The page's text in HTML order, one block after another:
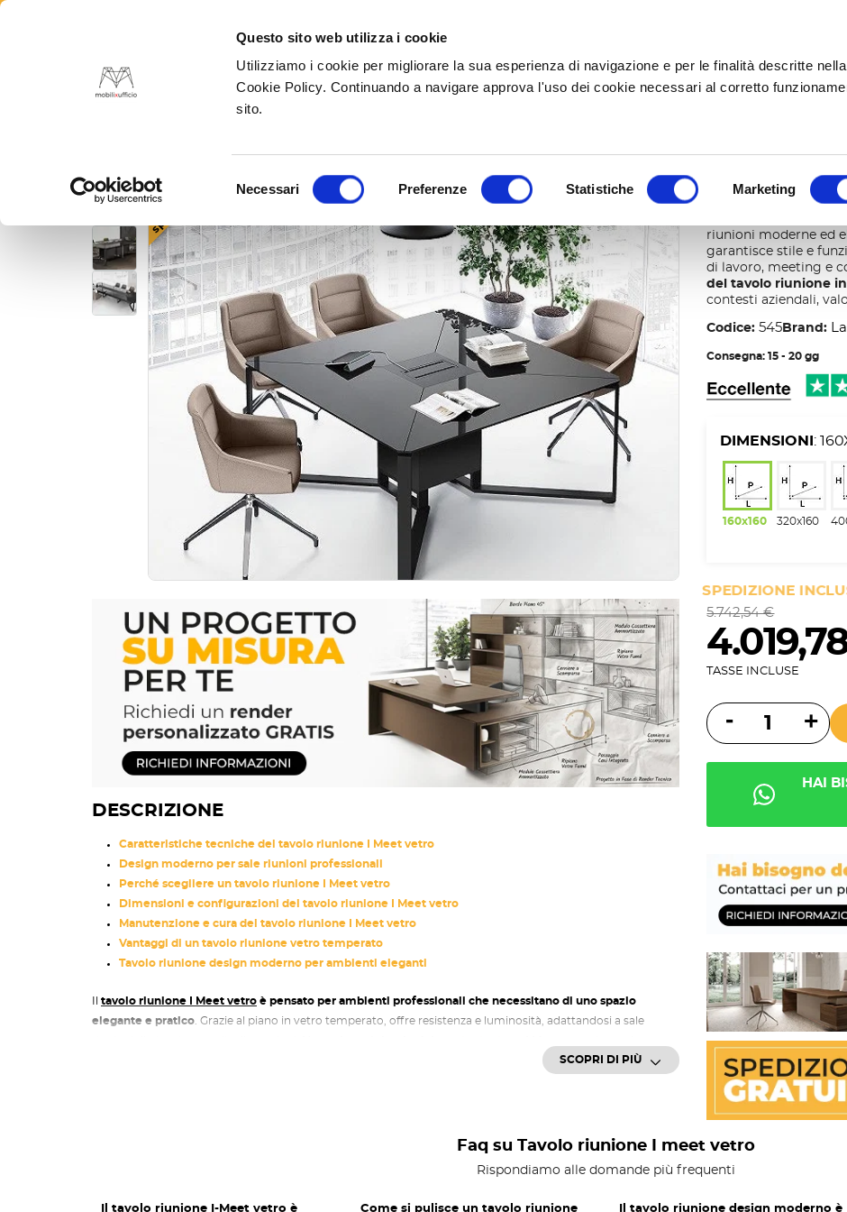
Questo sito web utilizza i cookie
Utilizziamo i cookie per migliorare la sua esperienza di navigazione e per le finalità descritte
Cookie Policy. Continuando a navigare approva l'uso dei cookie necessari al corretto
sito.
Necessari Preferenze Statistiche Marketing
Tutte le categorie search
sped gratis
DESCRIZIONE
Caratteristiche tecniche del tavolo riunione I Meet vetro
Design moderno per sale riunioni professionali
Perché scegliere un tavolo riunione I Meet vetro
Dimensioni e configurazioni del tavolo riunione I Meet vetro
Manutenzione e cura del tavolo riunione I Meet vetro
Vantaggi di un tavolo riunione vetro temperato
Tavolo riunione design moderno per ambienti eleganti
tavolo riunione I Meet vetro è pensato per ambienti professionali che necessitano di uno spazio
elegante e pratico . Grazie al piano in vetro temperato, offre resistenza e luminosità, adattandosi a sale
scelta perfetta per uffici moderni, migliorando l'immagine aziendale senza rinunciare alla comodità di
è dotato di struttura robusta in metallo verniciato e piano in vetro
dimensioni disponibili permettono di adattare questo tavolo a diversi spazi
SCOPRI DI PIÙ
Tavolo
riunioni moderne ed
garantisce stile e
di lavoro, meeting e
del tavolo riunione
contesti aziendali,
Codice: 545 Brand:
Consegna: 15 - 20 gg
DIMENSIONI :
160x160 320x160
SPEDIZIONE
5.742,54 €
TASSE INCLUSE
HAI
Faq su Tavolo riunione I meet vetro
Rispondiamo alle domande più frequenti
Il tavolo riunione I-Meet vetro è
Come si pulisce un tavolo riunione
Il tavolo riunione design moderno è